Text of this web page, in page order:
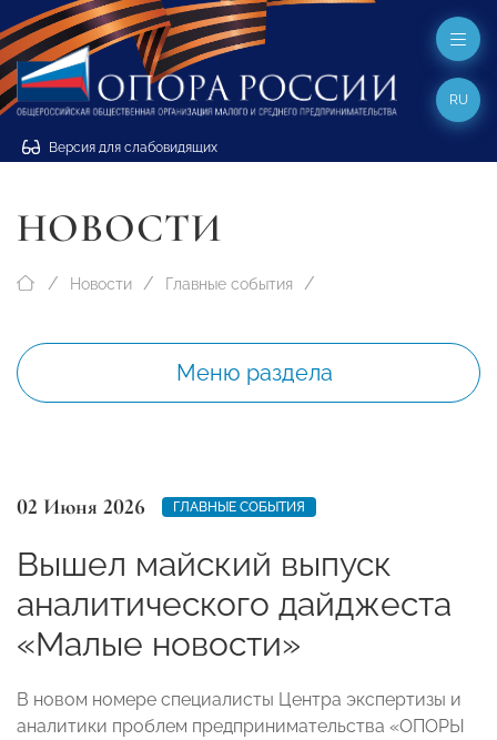
Версия для слабовидящих
RU
НОВОСТИ
Новости Главные события
Меню раздела
02 Июня 2026 ГЛАВНЫЕ СОБЫТИЯ
Вышел майский выпуск
аналитического дайджеста
«Малые новости»
В новом номере специалисты Центра экспертизы и
аналитики проблем предпринимательства «ОПОРЫ